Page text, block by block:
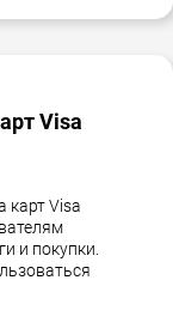
Visa
карт Visa
и покупки.